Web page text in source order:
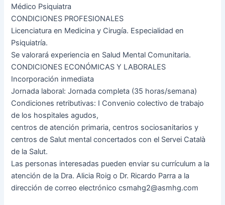
Médico Psiquiatra
CONDICIONES PROFESIONALES
Licenciatura en Medicina y Cirugía. Especialidad en
Psiquiatría.
Se valorará experiencia en Salud Mental Comunitaria.
CONDICIONES ECONÓMICAS Y LABORALES
Incorporación inmediata
Jornada laboral: Jornada completa (35 horas/semana)
Condiciones retributivas: I Convenio colectivo de trabajo
de los hospitales agudos,
centros de atención primaria, centros sociosanitarios y
centros de Salut mental concertados con el Servei Català
de la Salut.
Las personas interesadas pueden enviar su currículum a la
atención de la Dra. Alicia Roig o Dr. Ricardo Parra a la
dirección de correo electrónico csmahg2@asmhg.com